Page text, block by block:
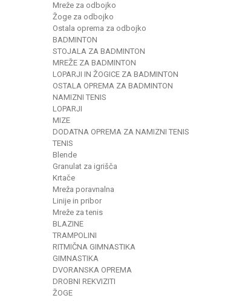
Mreže za odbojko
Žoge za odbojko
Ostala oprema za odbojko
BADMINTON
STOJALA ZA BADMINTON
MREŽE ZA BADMINTON
LOPARJI IN ŽOGICE ZA BADMINTON
OSTALA OPREMA ZA BADMINTON
NAMIZNI TENIS
LOPARJI
MIZE
DODATNA OPREMA ZA NAMIZNI TENIS
TENIS
Blende
Granulat za igrišča
Krtače
Mreža poravnalna
Linije in pribor
Mreže za tenis
BLAZINE
TRAMPOLINI
RITMIČNA GIMNASTIKA
GIMNASTIKA
DVORANSKA OPREMA
DROBNI REKVIZITI
ŽOGE